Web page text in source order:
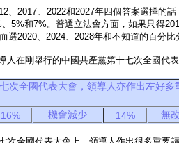
、2017、2022和2027年四個答案選擇的
5%和7%。普選立法會方面，如果只得
選2020、2024、2028年和不知道的百分
人在剛舉行的中國共產黨第十七次全國代
次全國代表大會，領導人亦作出左好
16% 機會減少 14% 無